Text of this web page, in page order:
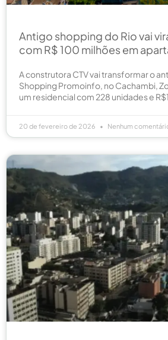
Antigo shopping do Rio vai
com R$ 100 milhões em
A construtora CTV vai transformar o
Shopping Promoinfo, no Cachambi,
um residencial com 228 unidades e
20 de fevereiro de 2026 Nenhum